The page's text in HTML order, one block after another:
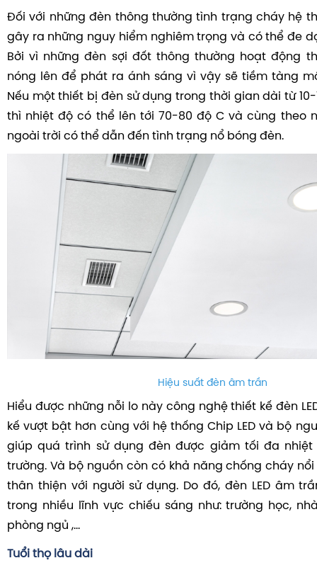
Đối với những đèn thông thường tình trạng cháy hệ
gây ra những nguy hiểm nghiêm trọng và có thể đe
Bởi vì những đèn sợi đốt thông thường hoạt động
nóng lên để phát ra ánh sáng vì vậy sẽ tiềm tàng
Nếu một thiết bị đèn sử dụng trong thời gian dài từ
thì nhiệt độ có thể lên tới 70-80 độ C và cùng theo
ngoài trời có thể dẫn đến tình trạng nổ bóng đèn.
Hiệu suất đèn âm trần
Hiểu được những nỗi lo này công nghệ thiết kế đèn
kế vượt bật hơn cùng với hệ thống Chip LED và bộ
giúp quá trình sử dụng đèn được giảm tối đa
trường. Và bộ nguồn còn có khả năng chống cháy
thân thiện với người sử dụng. Do đó, đèn LED âm
trong nhiều lĩnh vực chiếu sáng như: trường học,
phòng ngủ ,…
Tuổi thọ lâu dài